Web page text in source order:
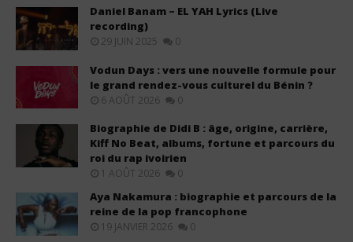
Daniel Banam – EL YAH Lyrics (Live
recording)
29 JUIN 2025 0
Vodun Days : vers une nouvelle formule pour
le grand rendez-vous culturel du Bénin ?
6 AOÛT 2026 0
Biographie de Didi B : âge, origine, carrière,
Kiff No Beat, albums, fortune et parcours du
roi du rap ivoirien
1 AOÛT 2026 0
Aya Nakamura : biographie et parcours de la
reine de la pop francophone
19 JANVIER 2026 0